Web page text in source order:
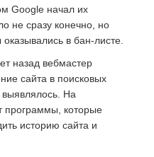
Google начал их
не сразу конечно, но
в бан-листе.
назад вебмастер
сайта в поисковых
На
программы, которые
историю сайта и